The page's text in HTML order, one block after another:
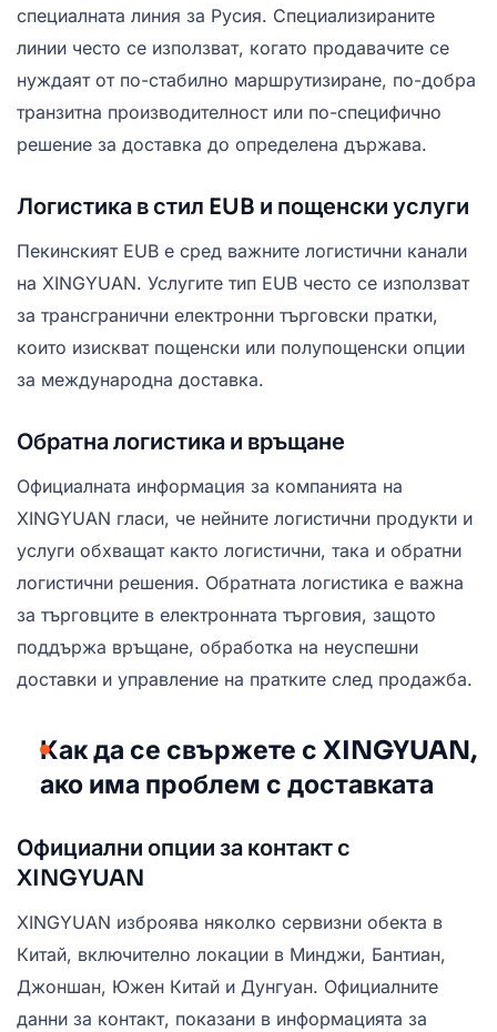
специалната линия за Русия. Специализираните
линии често се използват, когато продавачите се
нуждаят от по-стабилно маршрутизиране, по-добра
транзитна производителност или по-специфично
решение за доставка до определена държава.
Логистика в стил EUB и пощенски услуги
Пекинският EUB е сред важните логистични канали
на XINGYUAN. Услугите тип EUB често се използват
за трансгранични електронни търговски пратки,
които изискват пощенски или полупощенски опции
за международна доставка.
Обратна логистика и връщане
Официалната информация за компанията на
XINGYUAN гласи, че нейните логистични продукти и
услуги обхващат както логистични, така и обратни
логистични решения. Обратната логистика е важна
за търговците в електронната търговия, защото
поддържа връщане, обработка на неуспешни
доставки и управление на пратките след продажба.
Как да се свържете с XINGYUAN,
ако има проблем с доставката
Официални опции за контакт с
XINGYUAN
XINGYUAN изброява няколко сервизни обекта в
Китай, включително локации в Минджи, Бантиан,
Джоншан, Южен Китай и Дунгуан. Официалните
данни за контакт, показани в информацията за